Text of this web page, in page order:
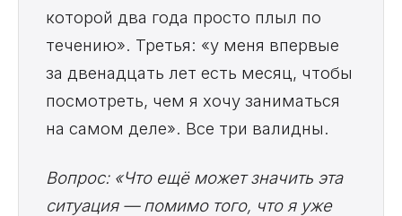
которой два года просто плыл по
течению». Третья: «у меня впервые
за двенадцать лет есть месяц, чтобы
посмотреть, чем я хочу заниматься
на самом деле». Все три валидны.
Вопрос: «Что ещё может значить эта
ситуация — помимо того, что я уже